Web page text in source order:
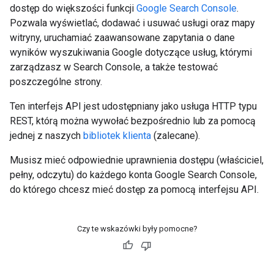
dostęp do większości funkcji Google Search Console.
Pozwala wyświetlać, dodawać i usuwać usługi oraz mapy
witryny, uruchamiać zaawansowane zapytania o dane
wyników wyszukiwania Google dotyczące usług, którymi
zarządzasz w Search Console, a także testować
poszczególne strony.
Ten interfejs API jest udostępniany jako usługa HTTP typu
REST, którą można wywołać bezpośrednio lub za pomocą
jednej z naszych bibliotek klienta (zalecane).
Musisz mieć odpowiednie uprawnienia dostępu (właściciel,
pełny, odczytu) do każdego konta Google Search Console,
do którego chcesz mieć dostęp za pomocą interfejsu API.
Czy te wskazówki były pomocne?